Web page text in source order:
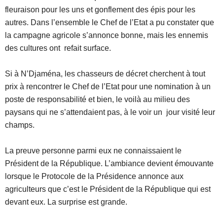
fleuraison pour les uns et gonflement des épis pour les
autres. Dans l’ensemble le Chef de l’Etat a pu constater que
la campagne agricole s’annonce bonne, mais les ennemis
des cultures ont refait surface.
Si à N’Djaména, les chasseurs de décret cherchent à tout
prix à rencontrer le Chef de l’Etat pour une nomination à un
poste de responsabilité et bien, le voilà au milieu des
paysans qui ne s’attendaient pas, à le voir un jour visité leur
champs.
La preuve personne parmi eux ne connaissaient le
Président de la République. L’ambiance devient émouvante
lorsque le Protocole de la Présidence annonce aux
agriculteurs que c’est le Président de la République qui est
devant eux. La surprise est grande.